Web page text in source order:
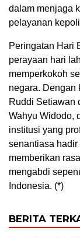
dalam menjaga
pelayanan
Peringatan Hari
perayaan hari
memperkokoh
negara. Dengan
Ruddi Setiawan
Wahyu Widodo,
institusi yang
senantiasa
memberikan
mengabdi
Indonesia. (*)
BERITA